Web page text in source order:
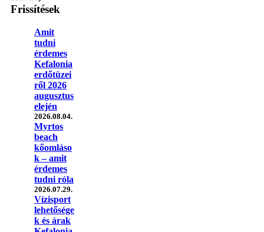
Frissítések
Amit
tudni
érdemes
Kefalonia
erdőtüzei
ről 2026
augusztus
elején
2026.08.04.
Myrtos
beach
kőomláso
k – amit
érdemes
tudni róla
2026.07.29.
Vízisport
lehetősége
k és árak